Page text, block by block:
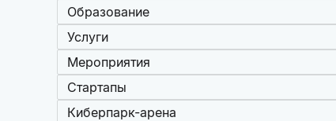
Образование
Услуги
Мероприятия
Стартапы
Киберпарк-арена